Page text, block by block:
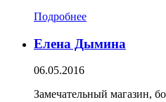
Подробнее
Елена Дымина
06.05.2016
Замечательный магазин,